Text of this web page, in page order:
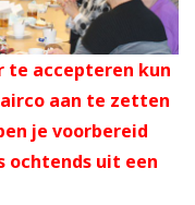
te accepteren kun
aan te zetten
je voorbereid
ochtends uit een